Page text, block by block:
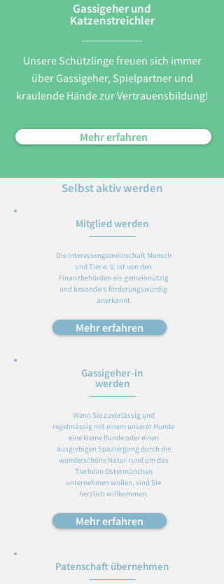
Gassigeher und
Katzenstreichler
Unsere Schützlinge freuen sich immer
über Gassigeher, Spielpartner und
kraulende Hände zur Vertrauensbildung!
Mehr erfahren
Selbst aktiv werden
Mitglied werden
Die Interessengemeinschaft Mensch
und Tier e. V. ist von den
Finanzbehörden als gemeinnützig
und besonders förderungswürdig
anerkannt
Mehr erfahren
Gassigeher-in
werden
Wenn Sie zuverlässig und
regelmässig mit einem unserer Hunde
eine kleine Runde oder einen
ausgiebigen Spaziergang durch die
wunderschöne Natur rund um das
Tierheim Ostermünchen
unternehmen wollen, sind Sie
herzlich willkommen.
Mehr erfahren
Patenschaft übernehmen